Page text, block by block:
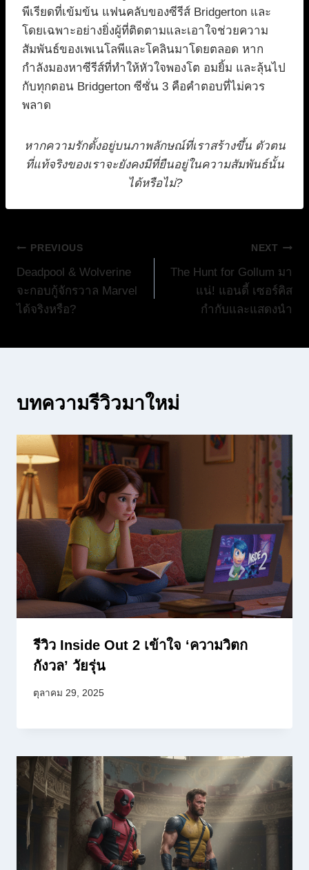
พีเรียดที่เข้มข้น แฟนคลับของซีรีส์ Bridgerton และ
โดยเฉพาะอย่างยิ่งผู้ที่ติดตามและเอาใจช่วยความ
สัมพันธ์ของเพเนโลพีและโคลินมาโดยตลอด หาก
กำลังมองหาซีรีส์ที่ทำให้หัวใจพองโต อมยิ้ม และลุ้นไป
กับทุกตอน Bridgerton ซีซั่น 3 คือคำตอบที่ไม่ควร
พลาด
หากความรักตั้งอยู่บนภาพลักษณ์ที่เราสร้างขึ้น ตัวตน
ที่แท้จริงของเราจะยังคงมีที่ยืนอยู่ในความสัมพันธ์นั้น
ได้หรือไม่?
แนะแนว
เรื่อง
PREVIOUS
Deadpool & Wolverine
จะกอบกู้จักรวาล Marvel
ได้จริงหรือ?
NEXT
The Hunt for Gollum มา
แน่! แอนดี้ เซอร์คิส
กำกับและแสดงนำ
บทความรีวิวมาใหม่
รีวิว Inside Out 2 เข้าใจ ‘ความวิตก
กังวล’ วัยรุ่น
ตุลาคม 29, 2025